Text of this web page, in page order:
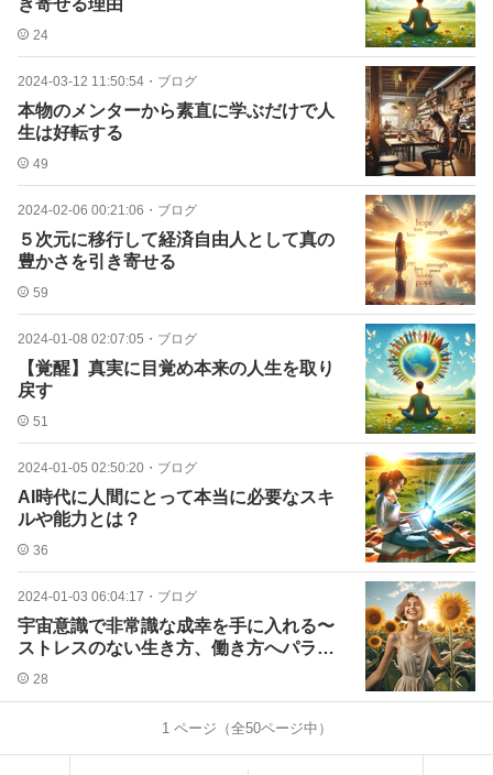
き寄せる理由
24
2024-03-12 11:50:54 ・ ブログ
本物のメンターから素直に学ぶだけで人
生は好転する
49
2024-02-06 00:21:06 ・ ブログ
５次元に移行して経済自由人として真の
豊かさを引き寄せる
59
2024-01-08 02:07:05 ・ ブログ
【覚醒】真実に目覚め本来の人生を取り
戻す
51
2024-01-05 02:50:20 ・ ブログ
AI時代に人間にとって本当に必要なスキ
ルや能力とは？
36
2024-01-03 06:04:17 ・ ブログ
宇宙意識で非常識な成幸を手に入れる〜
ストレスのない生き方、働き方へパラレ
ルシフト
28
1ページ（全50ページ中）